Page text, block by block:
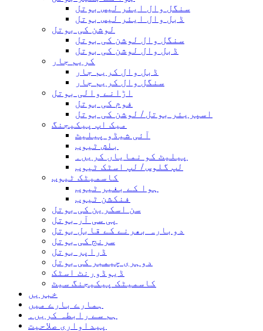
سنگل وال ایئر لیس بوتل
ڈبل وال ایئر لیس بوتل
لوشن کی بوتل
سنگل وال لوشن کی بوتل
ڈبل وال لوشن کی بوتل
کریم جار
ڈبل وال کریم جار
سنگل وال کریم جار
اڑانے والی بوتل
فوم کی بوتل
اسپریئر بوتل / لوشن کی بوتل
میک اپ پیکیجنگ
آئی شیڈو پیلیٹ
بلش ٹیوب
پیلیٹ کو نمایاں کریں۔
لپ گلوس / لپ اسٹک ٹیوب
کاسمیٹک ٹیوب
ہوا کے بغیر ٹیوب
فنکشن ٹیوب
سن اسکرین کی بوتل
پی سی آر بوتل
دوبارہ بھرنے کے قابل بوتل
سرنج کی بوتل
ڈراپر بوتل
دوہری چیمبر کی بوتل
ڈیوڈورنٹ اسٹک
کاسمیٹک پیکیجنگ سیٹ
خبریں
ہمارے بارے میں
ہم سے رابطہ کریں۔
پیداواری صلاحیت